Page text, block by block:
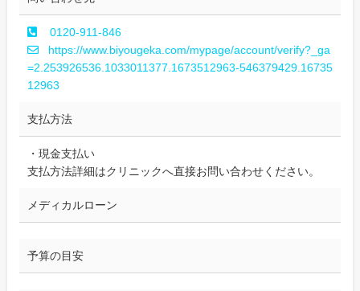
0120-911-846
https://www.biyougeka.com/mypage/account/verify?_ga
=2.253926536.1033011377.1673512963-546379429.16735
12963
支払方法
・現金支払い
支払方法詳細はクリニックへ直接お問い合わせください。
メディカルローン
予算の目安